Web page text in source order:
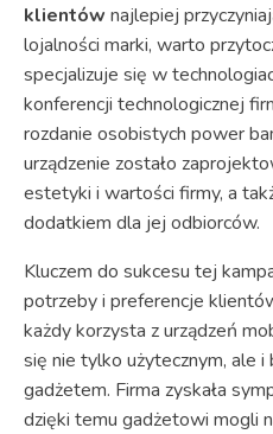
klientów najlepiej
lojalności marki, warto
specjalizuje się w
konferencji technologicznej
rozdanie osobistych power
urządzenie zostało
estetyki i wartości firmy, a
dodatkiem dla jej odbiorców.
Kluczem do sukcesu tej
potrzeby i preferencje
każdy korzysta z urządzeń
się nie tylko użytecznym, ale i
gadżetem. Firma zyskała
dzięki temu gadżetowi mogli